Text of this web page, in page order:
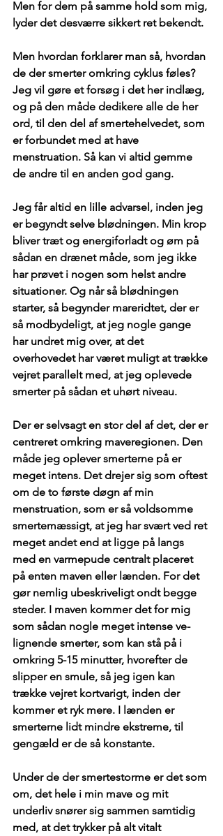
Men for dem på samme hold som mig,
lyder det desværre sikkert ret bekendt.
Men hvordan forklarer man så, hvordan
de der smerter omkring cyklus føles?
Jeg vil gøre et forsøg i det her indlæg,
og på den måde dedikere alle de her
ord, til den del af smertehelvedet, som
er forbundet med at have
menstruation. Så kan vi altid gemme
de andre til en anden god gang.
Jeg får altid en lille advarsel, inden jeg
er begyndt selve blødningen. Min krop
bliver træt og energiforladt og øm på
sådan en drænet måde, som jeg ikke
har prøvet i nogen som helst andre
situationer. Og når så blødningen
starter, så begynder mareridtet, der er
så modbydeligt, at jeg nogle gange
har undret mig over, at det
overhovedet har været muligt at trække
vejret parallelt med, at jeg oplevede
smerter på sådan et uhørt niveau.
Der er selvsagt en stor del af det, der er
centreret omkring maveregionen. Den
måde jeg oplever smerterne på er
meget intens. Det drejer sig som oftest
om de to første døgn af min
menstruation, som er så voldsomme
smertemæssigt, at jeg har svært ved ret
meget andet end at ligge på langs
med en varmepude centralt placeret
på enten maven eller lænden. For det
gør nemlig ubeskriveligt ondt begge
steder. I maven kommer det for mig
som sådan nogle meget intense ve-
lignende smerter, som kan stå på i
omkring 5-15 minutter, hvorefter de
slipper en smule, så jeg igen kan
trække vejret kortvarigt, inden der
kommer et ryk mere. I lænden er
smerterne lidt mindre ekstreme, til
gengæld er de så konstante.
Under de der smertestorme er det som
om, det hele i min mave og mit
underliv snører sig sammen samtidig
med, at det trykker på alt vitalt